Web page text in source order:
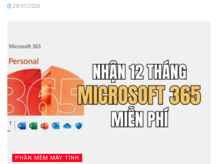
20/01/2026
PHẦN MỀM MÁY TÍNH